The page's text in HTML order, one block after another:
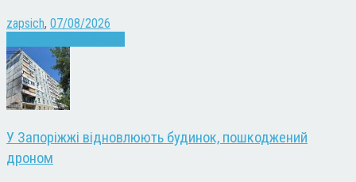
zapsich, 07/08/2026
У Запоріжжі відновлюють будинок, пошкоджений
дроном